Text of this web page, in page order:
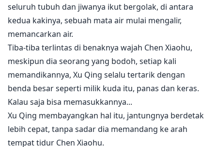
seluruh tubuh dan jiwanya ikut bergolak, di antara
kedua kakinya, sebuah mata air mulai mengalir,
memancarkan air.
Tiba-tiba terlintas di benaknya wajah Chen Xiaohu,
meskipun dia seorang yang bodoh, setiap kali
memandikannya, Xu Qing selalu tertarik dengan
benda besar seperti milik kuda itu, panas dan keras.
Kalau saja bisa memasukkannya...
Xu Qing membayangkan hal itu, jantungnya berdetak
lebih cepat, tanpa sadar dia memandang ke arah
tempat tidur Chen Xiaohu.